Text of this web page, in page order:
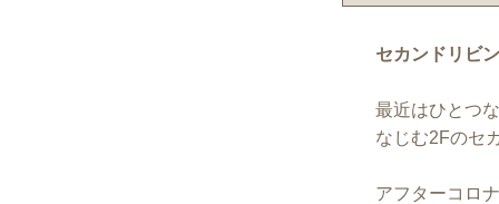
セカンドリビ
最近はひとつ
なじむ2Fのセ
アフターコロ